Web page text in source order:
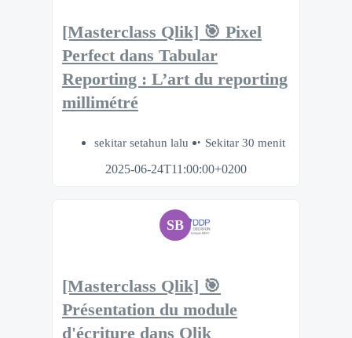
[Masterclass Qlik] 🎯 Pixel
Perfect dans Tabular
Reporting : L’art du reporting
millimétré
sekitar setahun lalu
Sekitar 30 menit
2025-06-24T11:00:00+0200
SB
[Masterclass Qlik] 🎯
Présentation du module
d'écriture dans Qlik